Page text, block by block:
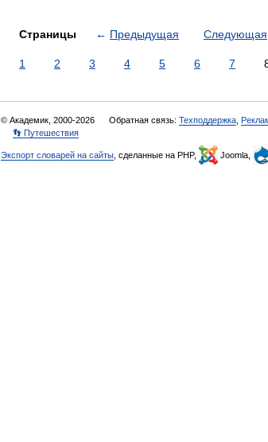
Страницы ← Предыдущая Следующая
1 2 3 4 5 6 7
© Академик, 2000-2026 Обратная связь: Техподдержка
👣 Путешествия
Экспорт словарей на сайты , сделанные на PHP, Joomla,